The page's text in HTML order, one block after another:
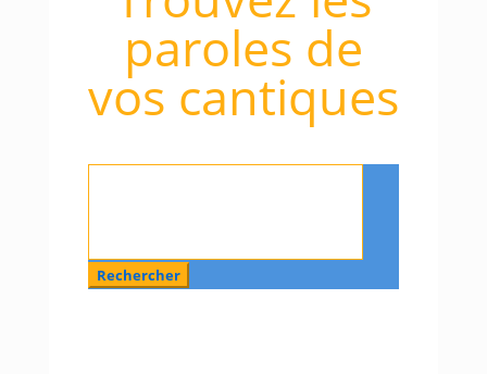
paroles de
vos cantiques